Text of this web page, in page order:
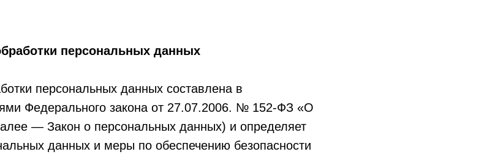
персональных данных
персональных данных составлена в
Федерального закона от 27.07.2006. № 152-ФЗ «О
— Закон о персональных данных) и определяет
данных и меры по обеспечению безопасности